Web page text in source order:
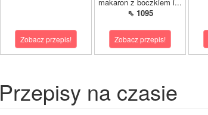
Zobacz przepis!
⇖ 1095
Zobacz przepis!
Przepisy na czasie